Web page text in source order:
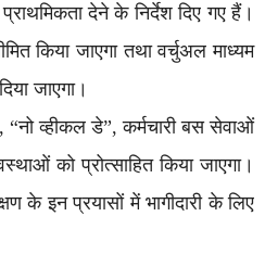
देने के निर्देश दिए गए हैं।
किया जाएगा तथा वर्चुअल माध्यम
जाएगा।
“नो व्हीकल डे”, कर्मचारी बस सेवाओं
को प्रोत्साहित किया जाएगा।
के इन प्रयासों में भागीदारी के लिए